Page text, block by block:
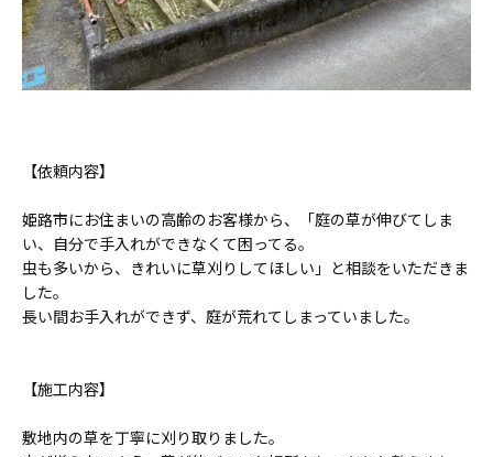
【依頼内容】
姫路市にお住まいの高齢のお客様から、「庭の草が伸びてしま
い、自分で手入れができなくて困ってる。
虫も多いから、きれいに草刈りしてほしい」と相談をいただきま
した。
長い間お手入れができず、庭が荒れてしまっていました。
【施工内容】
敷地内の草を丁寧に刈り取りました。